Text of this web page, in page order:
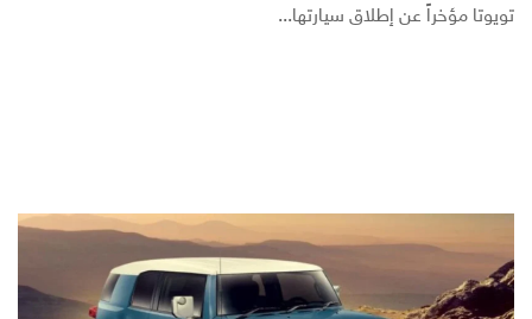
تويوتا مؤخراً عن إطلاق سيارتها...